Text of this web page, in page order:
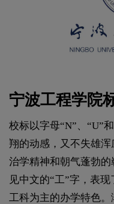
宁波工程学院
校标以字母“N”、“U”
翔的动感，又不失雄
治学精神和朝气蓬勃的
见中文的“工”字，表
工科为主的办学特色